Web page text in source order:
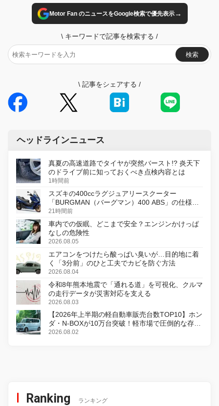
Motor Fan のニュースをGoogle検索で優先表示→
\ キーワードで記事を検索する /
検索
\ 記事をシェアする /
ヘッドラインニュース
真夏の高速道路でタイヤが突然バースト!? 炎天下
のドライブ前に知っておくべき点検内容とは
1時間前
スズキの400ccラグジュアリースクーター
「BURGMAN（バーグマン）400 ABS」の仕様を
変更し、8月18日に発売
21時間前
車内での仮眠、どこまで安全？エンジンかけっぱ
なしの危険性
2026.08.05
エアコンをつけたら酸っぱい臭いが…目的地に着
く「3分前」のひと工夫でカビを防ぐ方法
2026.08.04
令和8年熊本地震で「通れる道」を可視化、クルマ
の走行データが災害対応を支える
2026.08.03
【2026年上半期の軽自動車販売台数TOP10】ホン
ダ・N-BOXが10万台突破！軽市場で圧倒的な存在
感
2026.08.02
Ranking ランキング